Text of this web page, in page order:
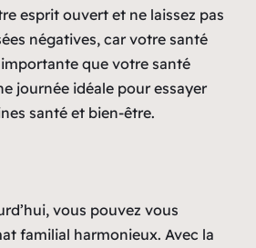
esprit ouvert et ne laissez pas
négatives, car votre santé
que votre santé
journée idéale pour essayer
santé et bien-être.
vous pouvez vous
familial harmonieux. Avec la